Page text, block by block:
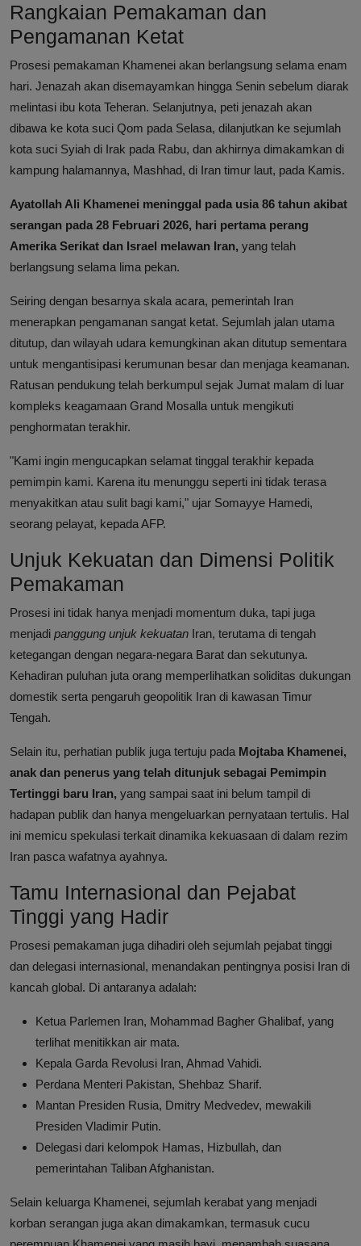
Rangkaian Pemakaman dan
Pengamanan Ketat
Prosesi pemakaman Khamenei akan berlangsung selama enam
hari. Jenazah akan disemayamkan hingga Senin sebelum diarak
melintasi ibu kota Teheran. Selanjutnya, peti jenazah akan
dibawa ke kota suci Qom pada Selasa, dilanjutkan ke sejumlah
kota suci Syiah di Irak pada Rabu, dan akhirnya dimakamkan di
kampung halamannya, Mashhad, di Iran timur laut, pada Kamis.
Ayatollah Ali Khamenei meninggal pada usia 86 tahun akibat
serangan pada 28 Februari 2026, hari pertama perang
Amerika Serikat dan Israel melawan Iran, yang telah
berlangsung selama lima pekan.
Seiring dengan besarnya skala acara, pemerintah Iran
menerapkan pengamanan sangat ketat. Sejumlah jalan utama
ditutup, dan wilayah udara kemungkinan akan ditutup sementara
untuk mengantisipasi kerumunan besar dan menjaga keamanan.
Ratusan pendukung telah berkumpul sejak Jumat malam di luar
kompleks keagamaan Grand Mosalla untuk mengikuti
penghormatan terakhir.
"Kami ingin mengucapkan selamat tinggal terakhir kepada
pemimpin kami. Karena itu menunggu seperti ini tidak terasa
menyakitkan atau sulit bagi kami," ujar Somayye Hamedi,
seorang pelayat, kepada AFP.
Unjuk Kekuatan dan Dimensi Politik
Pemakaman
Prosesi ini tidak hanya menjadi momentum duka, tapi juga
menjadi panggung unjuk kekuatan Iran, terutama di tengah
ketegangan dengan negara-negara Barat dan sekutunya.
Kehadiran puluhan juta orang memperlihatkan soliditas dukungan
domestik serta pengaruh geopolitik Iran di kawasan Timur
Tengah.
Selain itu, perhatian publik juga tertuju pada Mojtaba Khamenei,
anak dan penerus yang telah ditunjuk sebagai Pemimpin
Tertinggi baru Iran, yang sampai saat ini belum tampil di
hadapan publik dan hanya mengeluarkan pernyataan tertulis. Hal
ini memicu spekulasi terkait dinamika kekuasaan di dalam rezim
Iran pasca wafatnya ayahnya.
Tamu Internasional dan Pejabat
Tinggi yang Hadir
Prosesi pemakaman juga dihadiri oleh sejumlah pejabat tinggi
dan delegasi internasional, menandakan pentingnya posisi Iran di
kancah global. Di antaranya adalah:
Ketua Parlemen Iran, Mohammad Bagher Ghalibaf, yang
terlihat menitikkan air mata.
Kepala Garda Revolusi Iran, Ahmad Vahidi.
Perdana Menteri Pakistan, Shehbaz Sharif.
Mantan Presiden Rusia, Dmitry Medvedev, mewakili
Presiden Vladimir Putin.
Delegasi dari kelompok Hamas, Hizbullah, dan
pemerintahan Taliban Afghanistan.
Selain keluarga Khamenei, sejumlah kerabat yang menjadi
korban serangan juga akan dimakamkan, termasuk cucu